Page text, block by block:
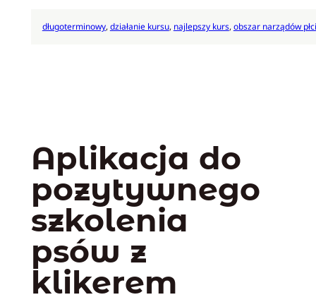
długoterminowy, działanie kursu, najlepszy kurs, obszar narządów
Aplikacja do
pozytywnego
szkolenia
psów z
klikerem